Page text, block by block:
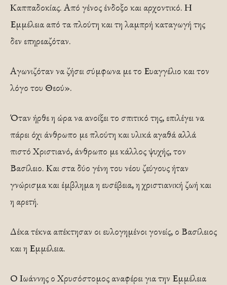
Καππαδοκίας. Από γένος ένδοξο και αρχοντικό. Η
Εμμέλεια από τα πλούτη και τη λαμπρή καταγωγή της
δεν επηρεαζόταν.
Αγωνιζόταν να ζήσει σύμφωνα με το Ευαγγέλιο και τον
λόγο του Θεού».
Όταν ήρθε η ώρα να ανοίξει το σπιτικό της, επιλέγει να
πάρει όχι άνθρωπο με πλούτη και υλικά αγαθά αλλά
πιστό Χριστιανό, άνθρωπο με κάλλος ψυχής, τον
Βασίλειο. Και στα δύο γένη του νέου ζεύγους ήταν
γνώρισμα και έμβλημα η ευσέβεια, η χριστιανική ζωή και
η αρετή.
Δέκα τέκνα απέκτησαν οι ευλογημένοι γονείς, ο Βασίλειος
και η Εμμέλεια.
Ο Ιωάννης ο Χρυσόστομος αναφέρει για την Εμμέλεια